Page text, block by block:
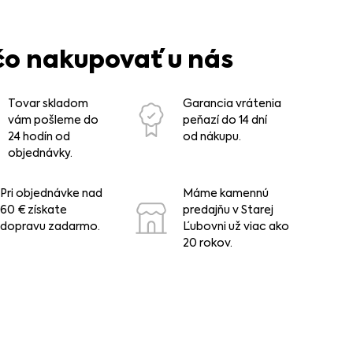
nakupovať u nás
Tovar skladom
vám pošleme do
24 hodín od
objednávky.
Garancia vrátenia
peňazí do 14 dní
od nákupu.
Pri objednávke nad
60 € získate
dopravu zadarmo.
Máme kamennú
predajňu v Starej
Ľubovni už viac ako
20 rokov.